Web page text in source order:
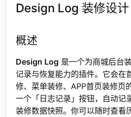
Design Log 装修设
概述
Design Log 是一个为商城后台
记录与恢复能力的插件。它会在
修、菜单装修、APP首页装修页
一个「日志记录」按钮，自动记
装修数据快照。你可以随时查看